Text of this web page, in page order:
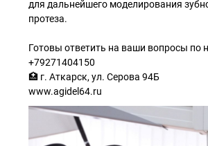
для дальнейшего моделирования
протеза.
Готовы ответить на ваши вопросы по
+79271404150
🏥 г. Аткарск, ул. Серова 94Б
www.agidel64.ru